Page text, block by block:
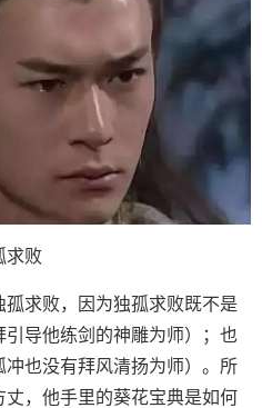
求败
求败，因为独孤求败既不是
导他练剑的神雕为师）；也
也没有拜风清扬为师）。所
，他手里的葵花宝典是如何